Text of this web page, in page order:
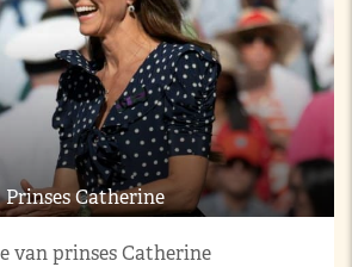
Prinses Catherine
van prinses Catherine